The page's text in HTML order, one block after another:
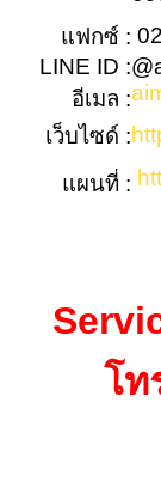
แฟกซ์ :
LINE ID :
อีเมล :
เว็บไซด์ :
แผนที่ :
โท